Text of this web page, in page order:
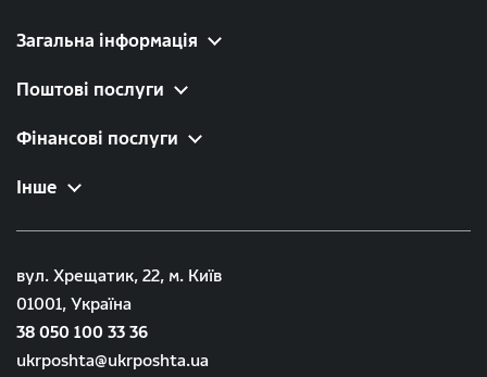
Загальна інформація
Поштові послуги
Фінансові послуги
Інше
вул. Хрещатик, 22, м. Київ
01001, Україна
38 050 100 33 36
ukrposhta@ukrposhta.ua